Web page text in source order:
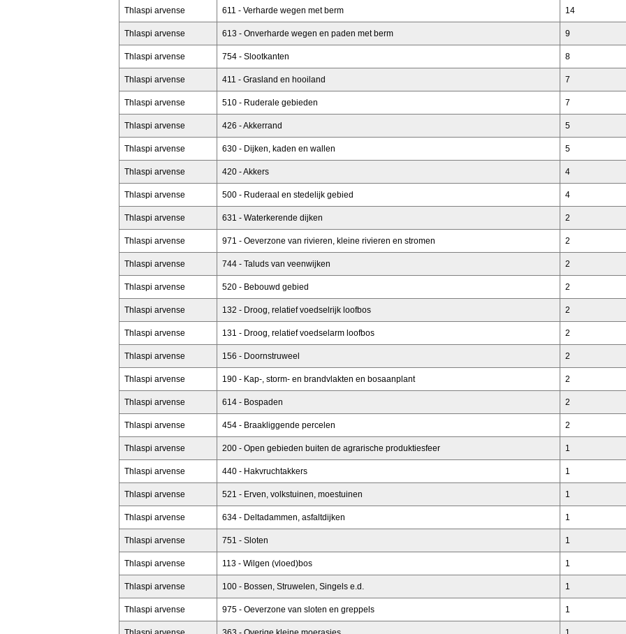
Thlaspi arvense 611 - Verharde wegen met berm 14
Thlaspi arvense 613 - Onverharde wegen en paden met berm 9
Thlaspi arvense 754 - Slootkanten 8
Thlaspi arvense 411 - Grasland en hooiland 7
Thlaspi arvense 510 - Ruderale gebieden 7
Thlaspi arvense 426 - Akkerrand 5
Thlaspi arvense 630 - Dijken, kaden en wallen 5
Thlaspi arvense 420 - Akkers 4
Thlaspi arvense 500 - Ruderaal en stedelijk gebied 4
Thlaspi arvense 631 - Waterkerende dijken 2
Thlaspi arvense 971 - Oeverzone van rivieren, kleine rivieren en stromen 2
Thlaspi arvense 744 - Taluds van veenwijken 2
Thlaspi arvense 520 - Bebouwd gebied 2
Thlaspi arvense 132 - Droog, relatief voedselrijk loofbos 2
Thlaspi arvense 131 - Droog, relatief voedselarm loofbos 2
Thlaspi arvense 156 - Doornstruweel 2
Thlaspi arvense 190 - Kap-, storm- en brandvlakten en bosaanplant 2
Thlaspi arvense 614 - Bospaden 2
Thlaspi arvense 454 - Braakliggende percelen 2
Thlaspi arvense 200 - Open gebieden buiten de agrarische produktiesfeer 1
Thlaspi arvense 440 - Hakvruchtakkers 1
Thlaspi arvense 521 - Erven, volkstuinen, moestuinen 1
Thlaspi arvense 634 - Deltadammen, asfaltdijken 1
Thlaspi arvense 751 - Sloten 1
Thlaspi arvense 113 - Wilgen (vloed)bos 1
Thlaspi arvense 100 - Bossen, Struwelen, Singels e.d. 1
Thlaspi arvense 975 - Oeverzone van sloten en greppels 1